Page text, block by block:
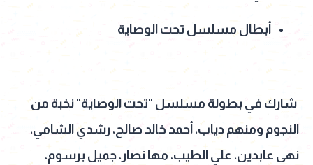
أبطال مسلسل تحت الوصاية
شارك في بطولة مسلسل "تحت الوصاية" نخبة من
النجوم ومنهم دياب، أحمد خالد صالح، رشدي الشامي،
نهى عابدين، علي الطيب، مها نصار، جميل برسوم،